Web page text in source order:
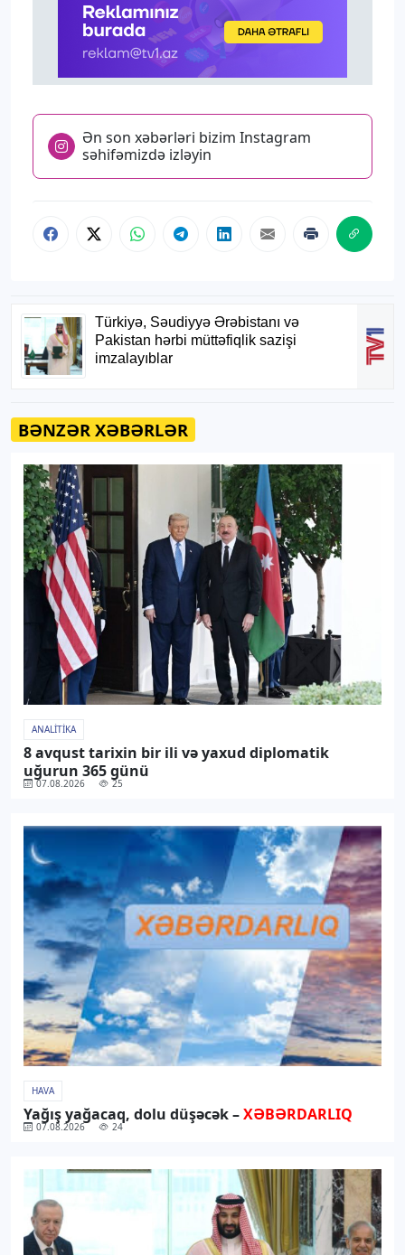
Ən son xəbərləri bizim Instagram
səhifəmizdə izləyin
BƏNZƏR XƏBƏRLƏR
ANALITIKA
8 avqust tarixin bir ili və yaxud diplomatik
uğurun 365 günü
07.08.2026 25
HAVA
Yağış yağacaq, dolu düşəcək –XƏBƏRDARLIQ
07.08.2026 24